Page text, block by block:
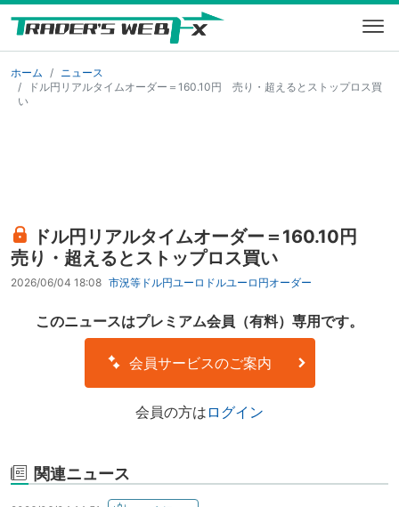
ホーム
ニュース
ドル円リアルタイムオーダー＝160.10円 売り・超えるとストップロス買
い
ドル円リアルタイムオーダー＝160.10円
売り・超えるとストップロス買い
2026/06/04 18:08 市況等 ドル円ユーロドルユーロ円オーダー
このニュースはプレミアム会員（有料）専用です。
会員サービスのご案内
会員の方は ログイン
関連ニュース